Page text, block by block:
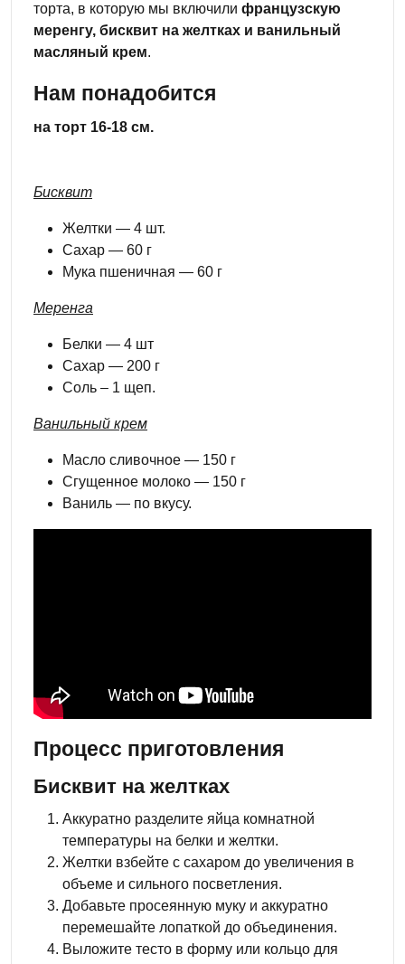
торта, в которую мы включили французскую
меренгу, бисквит на желтках и ванильный
масляный крем.
Нам понадобится
на торт 16-18 см.
Бисквит
Желтки — 4 шт.
Сахар — 60 г
Мука пшеничная — 60 г
Меренга
Белки — 4 шт
Сахар — 200 г
Соль – 1 щеп.
Ванильный крем
Масло сливочное — 150 г
Сгущенное молоко — 150 г
Ваниль — по вкусу.
Процесс приготовления
Бисквит на желтках
Аккуратно разделите яйца комнатной
температуры на белки и желтки.
Желтки взбейте с сахаром до увеличения в
объеме и сильного посветления.
Добавьте просеянную муку и аккуратно
перемешайте лопаткой до объединения.
Выложите тесто в форму или кольцо для